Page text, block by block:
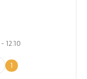
12:10
1